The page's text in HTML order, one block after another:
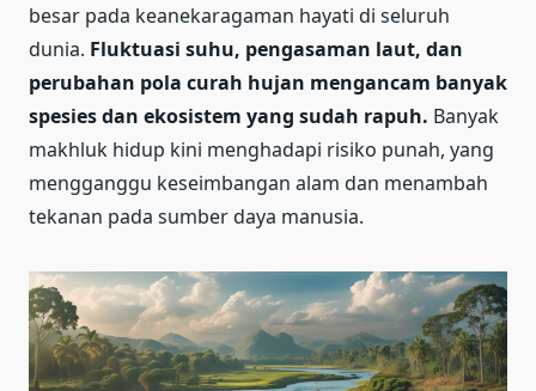
besar pada keanekaragaman hayati di seluruh
dunia. Fluktuasi suhu, pengasaman laut, dan
perubahan pola curah hujan mengancam banyak
spesies dan ekosistem yang sudah rapuh. Banyak
makhluk hidup kini menghadapi risiko punah, yang
mengganggu keseimbangan alam dan menambah
tekanan pada sumber daya manusia.